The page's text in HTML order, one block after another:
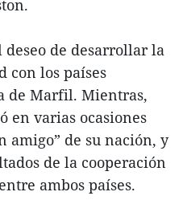
de desarrollar la
con los países
de Marfil. Mientras,
en varias ocasiones
amigo” de su nación, y
de la cooperación
ambos países.